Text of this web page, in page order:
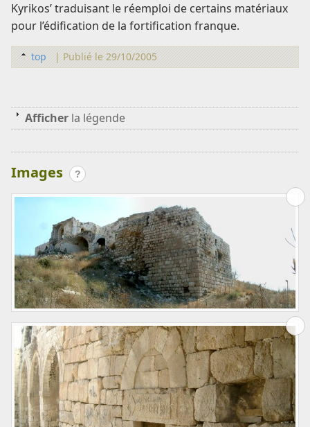
Kyrikos’ traduisant le réemploi de certains matériaux
pour l’édification de la fortification franque.
top | Publié le 29/10/2005
Afficher la légende
Images ?